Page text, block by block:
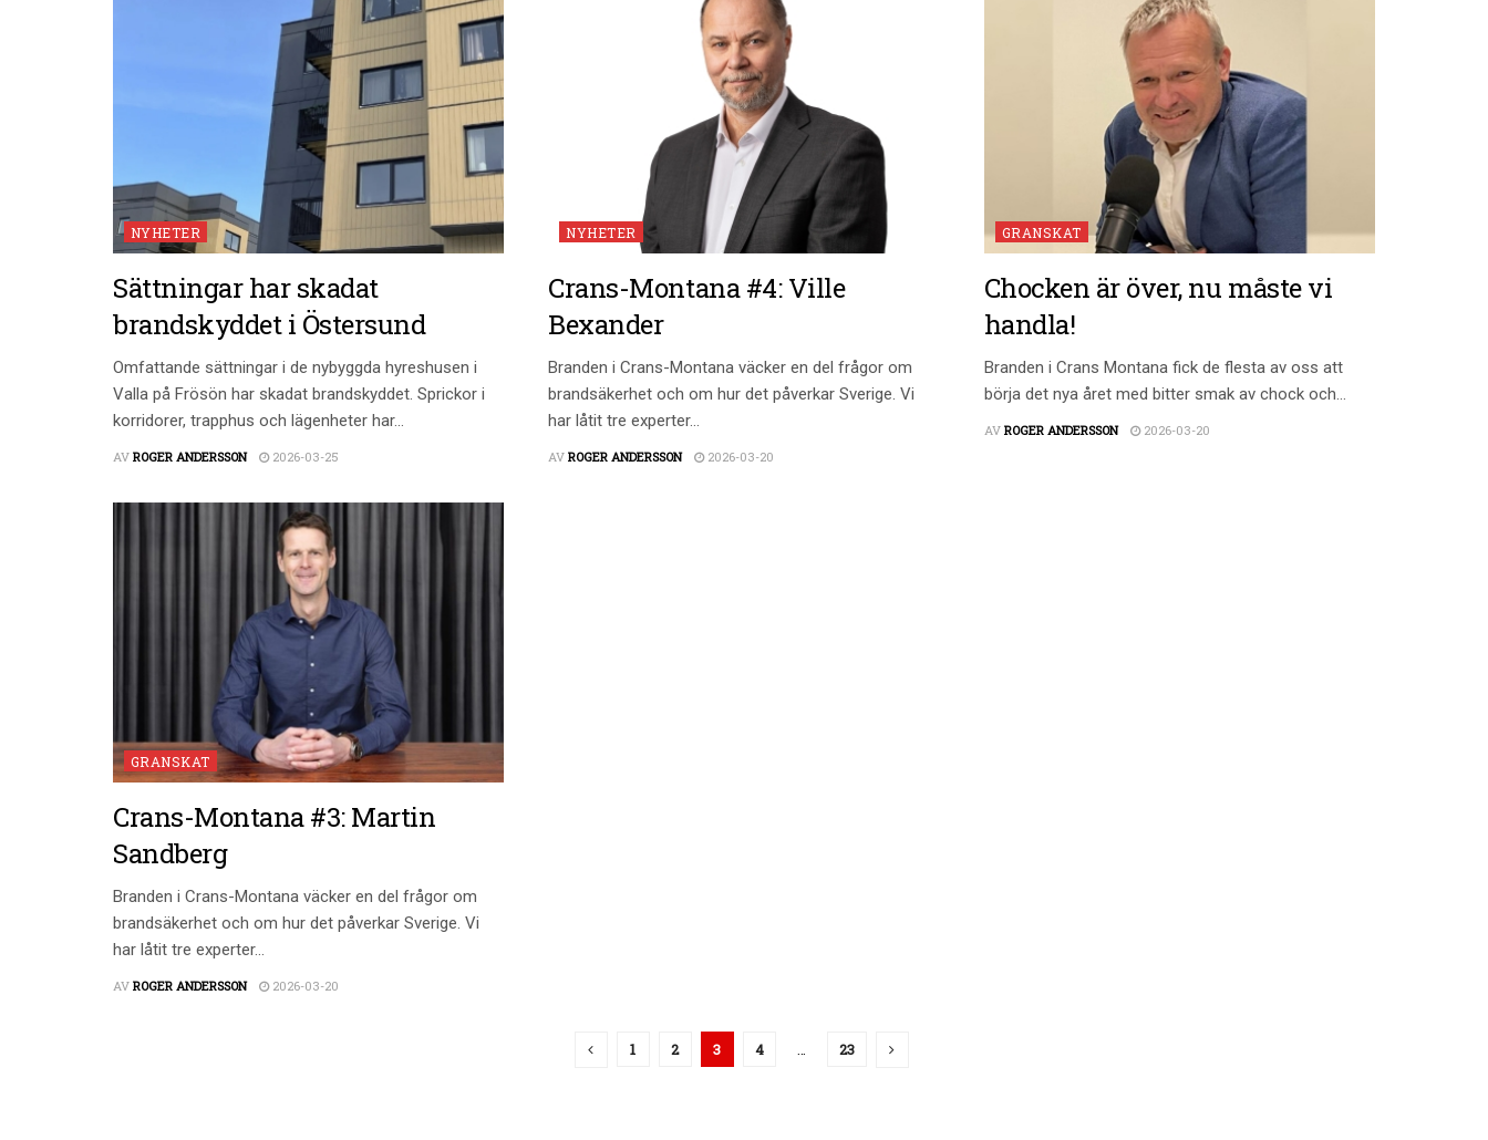
NYHETER
Sättningar har skadat
brandskyddet i Östersund
Omfattande sättningar i de nybyggda hyreshusen i
Valla på Frösön har skadat brandskyddet. Sprickor i
korridorer, trapphus och lägenheter har...
AV ROGER ANDERSSON 2026-03-25
NYHETER
Crans-Montana #4: Ville
Bexander
Branden i Crans-Montana väcker en del frågor om
brandsäkerhet och om hur det påverkar Sverige. Vi
har låtit tre experter...
AV ROGER ANDERSSON 2026-03-20
GRANSKAT
Chocken är över, nu måste vi
handla!
Branden i Crans Montana fick de flesta av oss att
börja det nya året med bitter smak av chock och...
AV ROGER ANDERSSON 2026-03-20
GRANSKAT
Crans-Montana #3: Martin
Sandberg
Branden i Crans-Montana väcker en del frågor om
brandsäkerhet och om hur det påverkar Sverige. Vi
har låtit tre experter...
AV ROGER ANDERSSON 2026-03-20
1 2 3 4 … 23